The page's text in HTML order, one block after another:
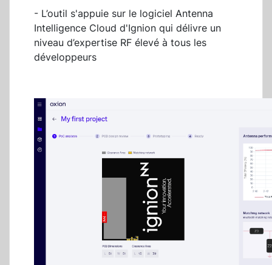
- L’outil s'appuie sur le logiciel Antenna
Intelligence Cloud d'Ignion qui délivre un
niveau d’expertise RF élevé à tous les
développeurs